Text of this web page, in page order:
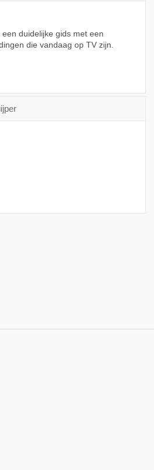
duidelijke gids met een
die vandaag op TV zijn.